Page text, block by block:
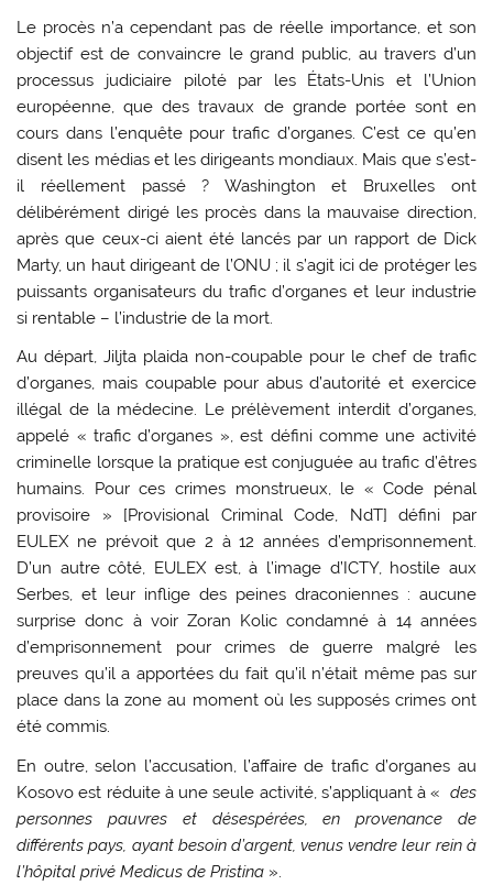
Le procès n’a cependant pas de réelle importance, et son
objectif est de convaincre le grand public, au travers d’un
processus judiciaire piloté par les États-Unis et l’Union
européenne, que des travaux de grande portée sont en
cours dans l’enquête pour trafic d’organes. C’est ce qu’en
disent les médias et les dirigeants mondiaux. Mais que s’est-
il réellement passé ? Washington et Bruxelles ont
délibérément dirigé les procès dans la mauvaise direction,
après que ceux-ci aient été lancés par un rapport de Dick
Marty, un haut dirigeant de l’ONU ; il s’agit ici de protéger les
puissants organisateurs du trafic d’organes et leur industrie
si rentable – l’industrie de la mort.
Au départ, Jiljta plaida non-coupable pour le chef de trafic
d’organes, mais coupable pour abus d’autorité et exercice
illégal de la médecine. Le prélèvement interdit d’organes,
appelé « trafic d’organes », est défini comme une activité
criminelle lorsque la pratique est conjuguée au trafic d’êtres
humains. Pour ces crimes monstrueux, le « Code pénal
provisoire » [Provisional Criminal Code, NdT] défini par
EULEX ne prévoit que 2 à 12 années d’emprisonnement.
D’un autre côté, EULEX est, à l’image d’ICTY, hostile aux
Serbes, et leur inflige des peines draconiennes : aucune
surprise donc à voir Zoran Kolic condamné à 14 années
d’emprisonnement pour crimes de guerre malgré les
preuves qu’il a apportées du fait qu’il n’était même pas sur
place dans la zone au moment où les supposés crimes ont
été commis.
En outre, selon l’accusation, l’affaire de trafic d’organes au
Kosovo est réduite à une seule activité, s’appliquant à « des
personnes pauvres et désespérées, en provenance de
différents pays, ayant besoin d’argent, venus vendre leur rein à
l’hôpital privé Medicus de Pristina ».